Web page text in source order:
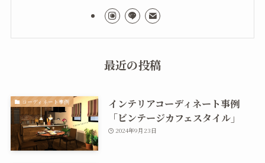
最近の投稿
コーディネート事例
インテリアコーディネート事例
「ビンテージカフェスタイル」
2024年9月23日